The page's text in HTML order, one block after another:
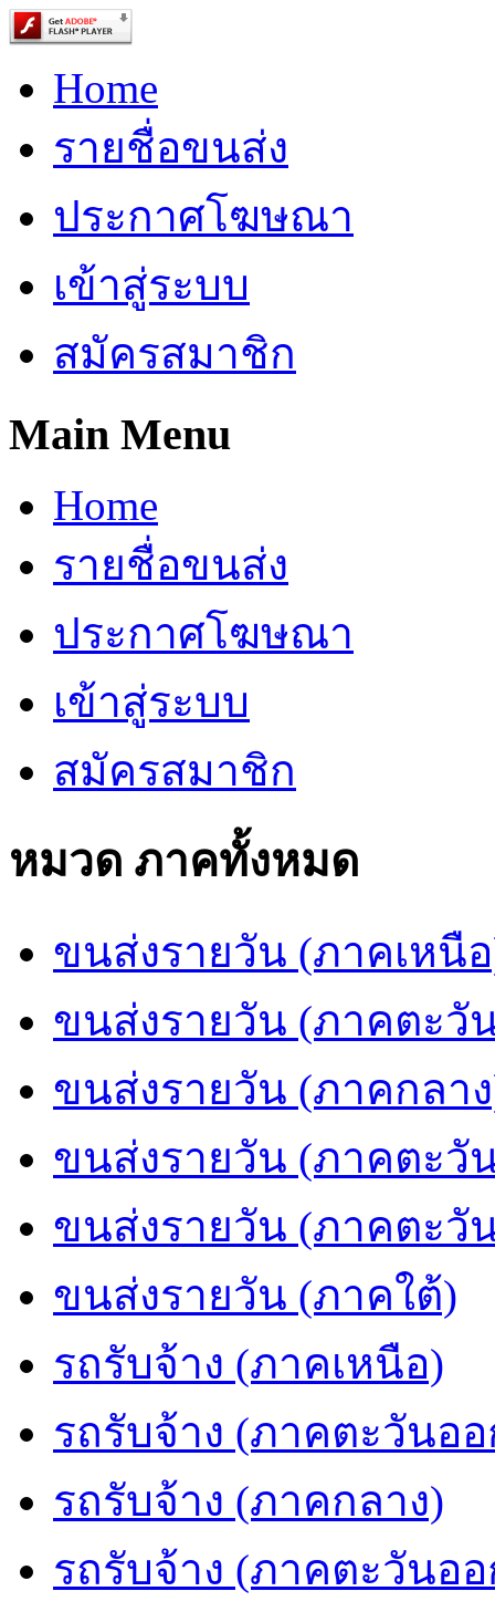
Home
รายชื่อขนส่ง
ประกาศโฆษณา
เข้าสู่ระบบ
สมัครสมาชิก
Main Menu
Home
รายชื่อขนส่ง
ประกาศโฆษณา
เข้าสู่ระบบ
สมัครสมาชิก
หมวด ภาคทั้งหมด
ขนส่งรายวัน (ภาคเหนื
ขนส่งรายวัน (ภาคตะวั
ขนส่งรายวัน (ภาคกลา
ขนส่งรายวัน (ภาคตะวั
ขนส่งรายวัน (ภาคตะวั
ขนส่งรายวัน (ภาคใต้)
รถรับจ้าง (ภาคเหนือ)
รถรับจ้าง (ภาคตะวันออ
รถรับจ้าง (ภาคกลาง)
รถรับจ้าง (ภาคตะวันอ